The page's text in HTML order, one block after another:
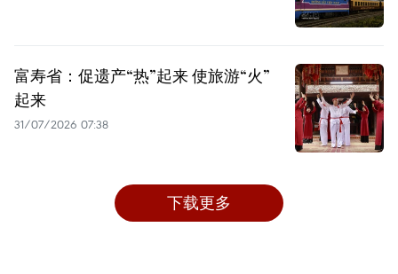
富寿省：促遗产“热”起来 使旅游“火”
起来
31/07/2026 07:38
下载更多